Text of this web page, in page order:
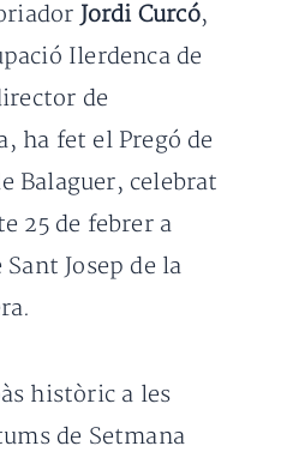
Jordi Curcó,
Ilerdenca de
de
ha fet el Pregó de
Balaguer, celebrat
25 de febrer a
Josep de la
històric a les
de Setmana